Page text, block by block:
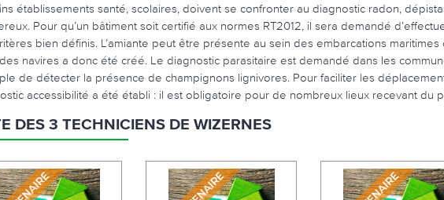
établissements santé, scolaires, doivent se confronter au diagnostic radon,
Pour qu’un bâtiment soit certifié aux normes RT2012, il sera demandé
bien définis. L’amiante peut être présente au sein des embarcations
navires a donc été créé. Le diagnostic parasitaire est demandé dans les
de détecter la présence de champignons lignivores. Pour faciliter les
accessibilité a été établi : il est obligatoire pour de nombreux lieux recevant du
DES 3 TECHNICIENS DE WIZERNES